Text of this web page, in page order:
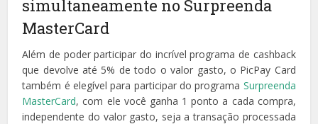
simultaneamente no Surpreenda
MasterCard
Além de poder participar do incrível programa de cashback
que devolve até 5% de todo o valor gasto, o PicPay Card
também é elegível para participar do programa Surpreenda
MasterCard, com ele você ganha 1 ponto a cada compra,
independente do valor gasto, seja a transação processada